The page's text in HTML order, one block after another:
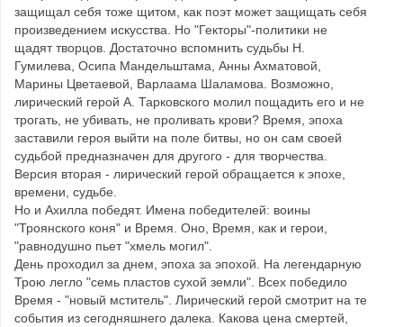
защищал себя тоже щитом, как поэт может защищать себя
произведением искусства. Но "Гекторы"-политики не
щадят творцов. Достаточно вспомнить судьбы Н.
Гумилева, Осипа Мандельштама, Анны Ахматовой,
Марины Цветаевой, Варлаама Шаламова. Возможно,
лирический герой А. Тарковского молил пощадить его и не
трогать, не убивать, не проливать крови? Время, эпоха
заставили героя выйти на поле битвы, но он сам своей
судьбой предназначен для другого - для творчества.
Версия вторая - лирический герой обращается к эпохе,
времени, судьбе.
Но и Ахилла победят. Имена победителей: воины
"Троянского коня" и Время. Оно, Время, как и герои,
"равнодушно пьет "хмель могил".
День проходил за днем, эпоха за эпохой. На легендарную
Трою легло "семь пластов сухой земли". Всех победило
Время - "новый мститель". Лирический герой смотрит на те
события из сегодняшнего далека. Какова цена смертей,